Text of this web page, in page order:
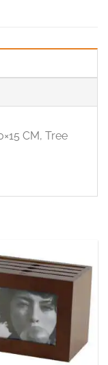
CM, Tree